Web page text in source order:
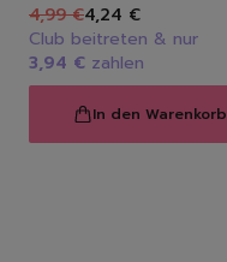
4,99 €4,24 €
Club beitreten & nur
3,94 € zahlen
In den Warenkorb